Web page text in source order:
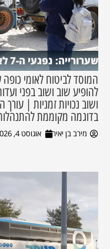
שערורייה: נפגעי ה-7 לאוקטובר ממשיכים להיפגע
להופיע שוב ושוב בפני
ושוב נכויות זמניות |
בדוגמה מקוממת
מירב בן יאיר אוגוסט 4, 2026